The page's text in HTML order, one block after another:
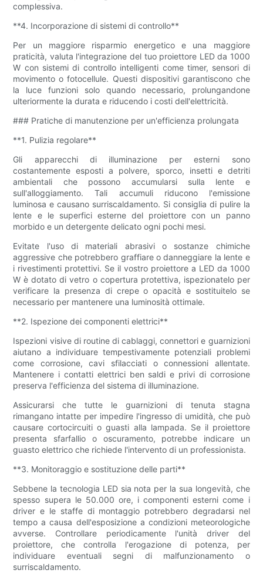
complessiva.
**4. Incorporazione di sistemi di controllo**
Per un maggiore risparmio energetico e una maggiore
praticità, valuta l'integrazione del tuo proiettore LED da 1000
W con sistemi di controllo intelligenti come timer, sensori di
movimento o fotocellule. Questi dispositivi garantiscono che
la luce funzioni solo quando necessario, prolungandone
ulteriormente la durata e riducendo i costi dell'elettricità.
### Pratiche di manutenzione per un'efficienza prolungata
**1. Pulizia regolare**
Gli apparecchi di illuminazione per esterni sono
costantemente esposti a polvere, sporco, insetti e detriti
ambientali che possono accumularsi sulla lente e
sull'alloggiamento. Tali accumuli riducono l'emissione
luminosa e causano surriscaldamento. Si consiglia di pulire la
lente e le superfici esterne del proiettore con un panno
morbido e un detergente delicato ogni pochi mesi.
Evitate l'uso di materiali abrasivi o sostanze chimiche
aggressive che potrebbero graffiare o danneggiare la lente e
i rivestimenti protettivi. Se il vostro proiettore a LED da 1000
W è dotato di vetro o copertura protettiva, ispezionatelo per
verificare la presenza di crepe o opacità e sostituitelo se
necessario per mantenere una luminosità ottimale.
**2. Ispezione dei componenti elettrici**
Ispezioni visive di routine di cablaggi, connettori e guarnizioni
aiutano a individuare tempestivamente potenziali problemi
come corrosione, cavi sfilacciati o connessioni allentate.
Mantenere i contatti elettrici ben saldi e privi di corrosione
preserva l'efficienza del sistema di illuminazione.
Assicurarsi che tutte le guarnizioni di tenuta stagna
rimangano intatte per impedire l'ingresso di umidità, che può
causare cortocircuiti o guasti alla lampada. Se il proiettore
presenta sfarfallio o oscuramento, potrebbe indicare un
guasto elettrico che richiede l'intervento di un professionista.
**3. Monitoraggio e sostituzione delle parti**
Sebbene la tecnologia LED sia nota per la sua longevità, che
spesso supera le 50.000 ore, i componenti esterni come i
driver e le staffe di montaggio potrebbero degradarsi nel
tempo a causa dell'esposizione a condizioni meteorologiche
avverse. Controllare periodicamente l'unità driver del
proiettore, che controlla l'erogazione di potenza, per
individuare eventuali segni di malfunzionamento o
surriscaldamento.